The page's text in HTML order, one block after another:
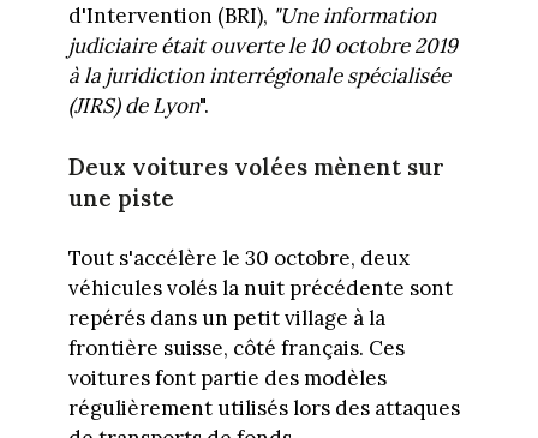
d'Intervention (BRI), "Une information
judiciaire était ouverte le 10 octobre 2019
à la juridiction interrégionale spécialisée
(JIRS) de Lyon".
Deux voitures volées mènent sur
une piste
Tout s'accélère le 30 octobre, deux
véhicules volés la nuit précédente sont
repérés dans un petit village à la
frontière suisse, côté français. Ces
voitures font partie des modèles
régulièrement utilisés lors des attaques